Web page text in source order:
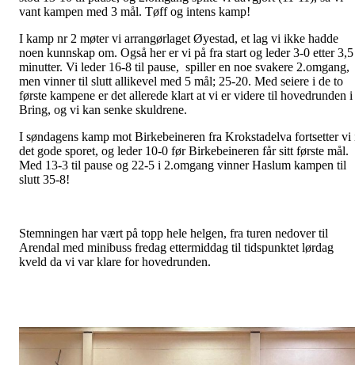
vant kampen med 3 mål. Tøff og intens kamp!
I kamp nr 2 møter vi arrangørlaget Øyestad, et lag vi ikke hadde
noen kunnskap om. Også her er vi på fra start og leder 3-0 etter 3,5
minutter. Vi leder 16-8 til pause, spiller en noe svakere 2.omgang,
men vinner til slutt allikevel med 5 mål; 25-20. Med seiere i de to
første kampene er det allerede klart at vi er videre til hovedrunden i
Bring, og vi kan senke skuldrene.
I søndagens kamp mot Birkebeineren fra Krokstadelva fortsetter vi
det gode sporet, og leder 10-0 før Birkebeineren får sitt første mål.
Med 13-3 til pause og 22-5 i 2.omgang vinner Haslum kampen til
slutt 35-8!
Stemningen har vært på topp hele helgen, fra turen nedover til
Arendal med minibuss fredag ettermiddag til tidspunktet lørdag
kveld da vi var klare for hovedrunden.